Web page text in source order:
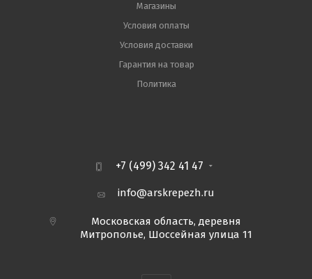
Магазины
Условия оплаты
Условия доставки
Гарантия на товар
Политика
+7 (499) 342 41 47
info@arskrepezh.ru
Московская область, деревня
Митрополье, Шоссейная улица 11